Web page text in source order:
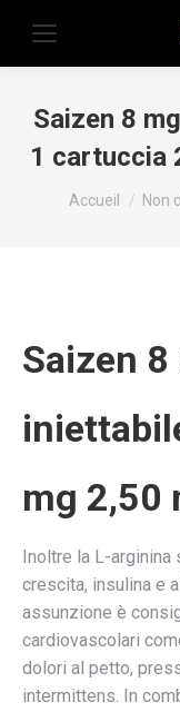
Saizen 8
1 cartuccia
Vous êtes ici :
Accueil Non
Saizen
mg 2,50
Inoltre la L-
crescita, insulina e
assunzione è
cardiovascolari
dolori al petto,
intermittens. In